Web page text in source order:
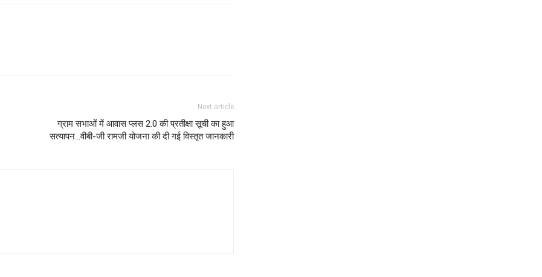
Next article
ग्राम सभाओं में आवास प्लस 2.0 की प्रतीक्षा सूची का हुआ
सत्यापन…वीबी-जी रामजी योजना की दी गई विस्तृत जानकारी